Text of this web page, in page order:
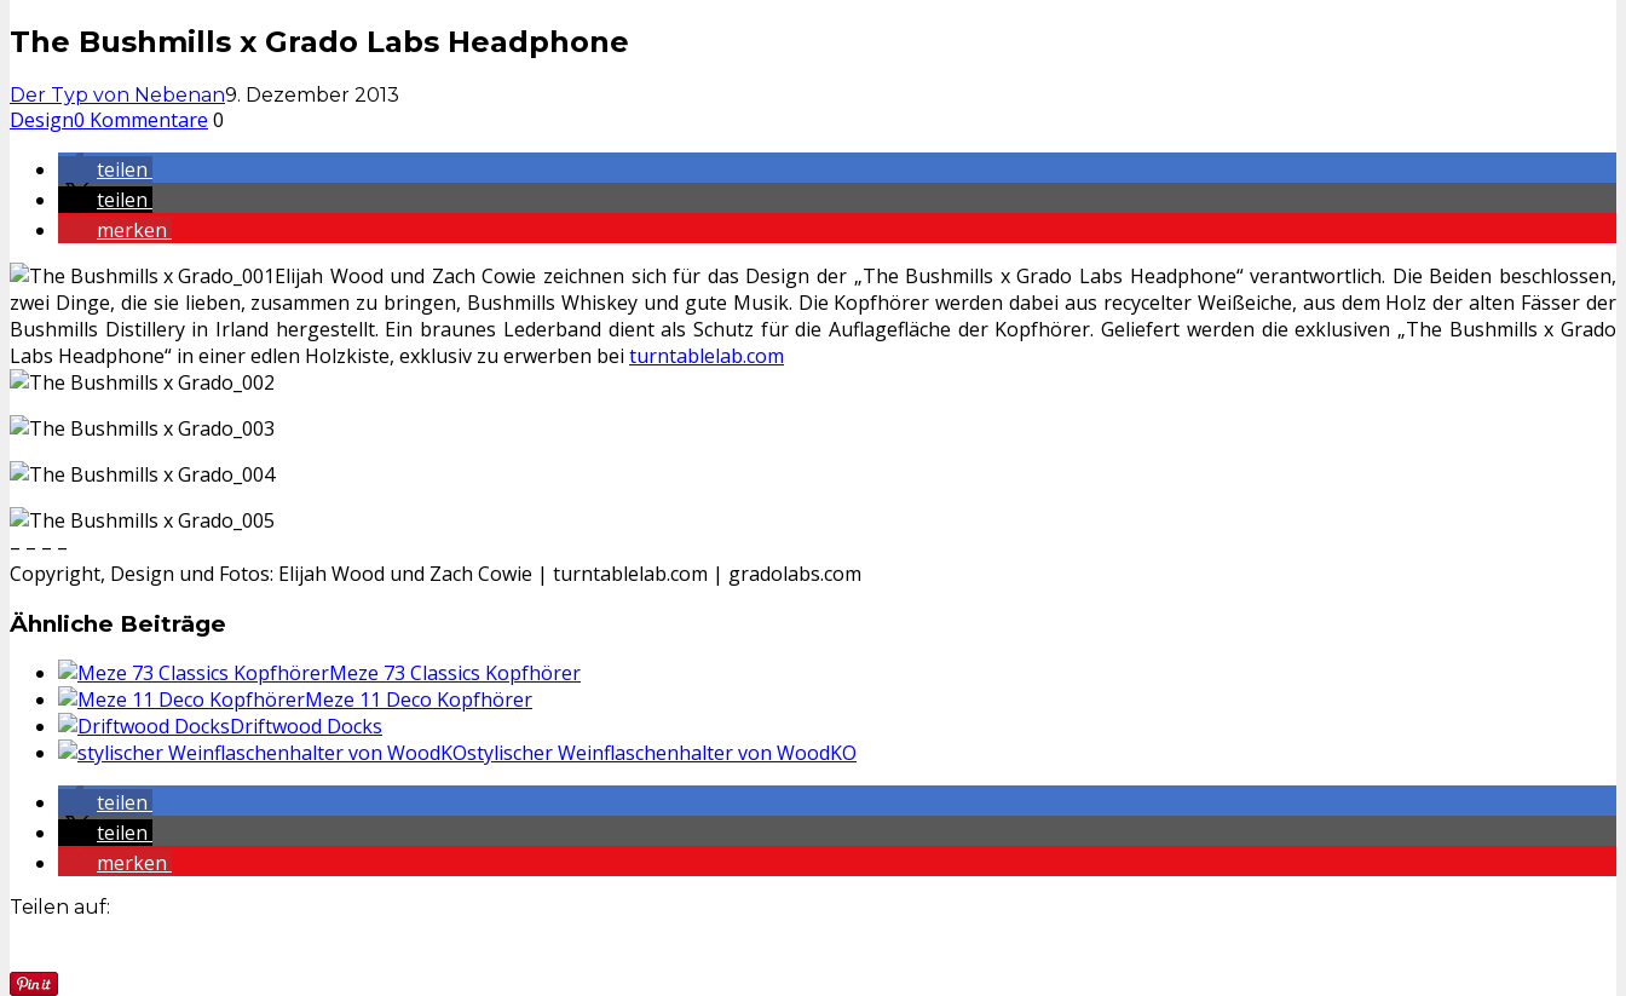
The Bushmills x Grado Labs Headphone
Der Typ von Nebenan9. Dezember 2013
Design0 Kommentare 0
teilen
teilen
merken
Elijah Wood und Zach Cowie zeichnen sich für das Design der „The Bushmills x Grado Labs Headphone“ verantwortlich. Die Beiden beschlossen,
zwei Dinge, die sie lieben, zusammen zu bringen, Bushmills Whiskey und gute Musik. Die Kopfhörer werden dabei aus recycelter Weißeiche, aus dem Holz der alten Fässer der
Bushmills Distillery in Irland hergestellt. Ein braunes Lederband dient als Schutz für die Auflagefläche der Kopfhörer. Geliefert werden die exklusiven „The Bushmills x Grado
Labs Headphone“ in einer edlen Holzkiste, exklusiv zu erwerben bei turntablelab.com
– – – –
Copyright, Design und Fotos: Elijah Wood und Zach Cowie | turntablelab.com | gradolabs.com
Ähnliche Beiträge
Meze 73 Classics Kopfhörer
Meze 11 Deco Kopfhörer
Driftwood Docks
stylischer Weinflaschenhalter von WoodKO
teilen
teilen
merken
Teilen auf: